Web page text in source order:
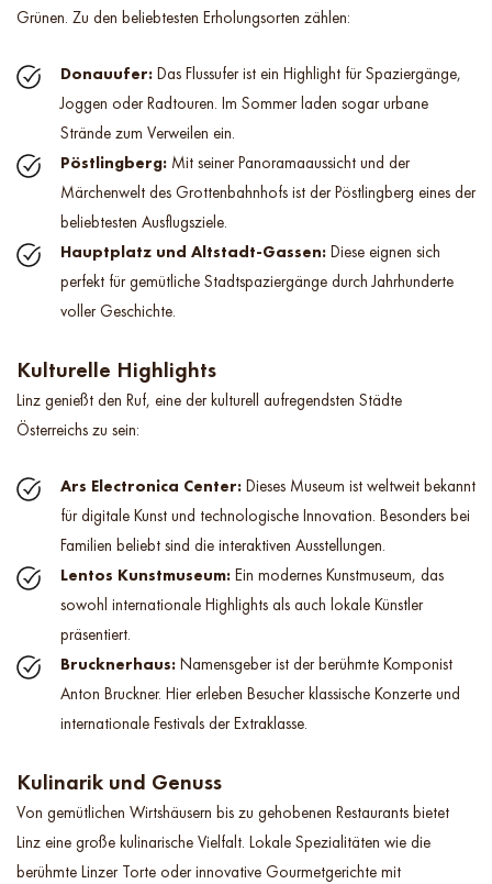
Grünen. Zu den beliebtesten Erholungsorten zählen:
Donauufer: Das Flussufer ist ein Highlight für Spaziergänge,
Joggen oder Radtouren. Im Sommer laden sogar urbane
Strände zum Verweilen ein.
Pöstlingberg: Mit seiner Panoramaaussicht und der
Märchenwelt des Grottenbahnhofs ist der Pöstlingberg eines der
beliebtesten Ausflugsziele.
Hauptplatz und Altstadt-Gassen: Diese eignen sich
perfekt für gemütliche Stadtspaziergänge durch Jahrhunderte
voller Geschichte.
Kulturelle Highlights
Linz genießt den Ruf, eine der kulturell aufregendsten Städte
Österreichs zu sein:
Ars Electronica Center: Dieses Museum ist weltweit bekannt
für digitale Kunst und technologische Innovation. Besonders bei
Familien beliebt sind die interaktiven Ausstellungen.
Lentos Kunstmuseum: Ein modernes Kunstmuseum, das
sowohl internationale Highlights als auch lokale Künstler
präsentiert.
Brucknerhaus: Namensgeber ist der berühmte Komponist
Anton Bruckner. Hier erleben Besucher klassische Konzerte und
internationale Festivals der Extraklasse.
Kulinarik und Genuss
Von gemütlichen Wirtshäusern bis zu gehobenen Restaurants bietet
Linz eine große kulinarische Vielfalt. Lokale Spezialitäten wie die
berühmte Linzer Torte oder innovative Gourmetgerichte mit